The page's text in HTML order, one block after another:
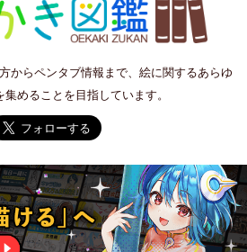
からペンタブ情報まで、絵に関するあらゆ
めることを目指しています。